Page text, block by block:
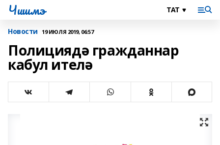
Чишмэ
Новости 19 ИЮЛЯ 2019, 06:57
Полициядә гражданнар
кабул ителә